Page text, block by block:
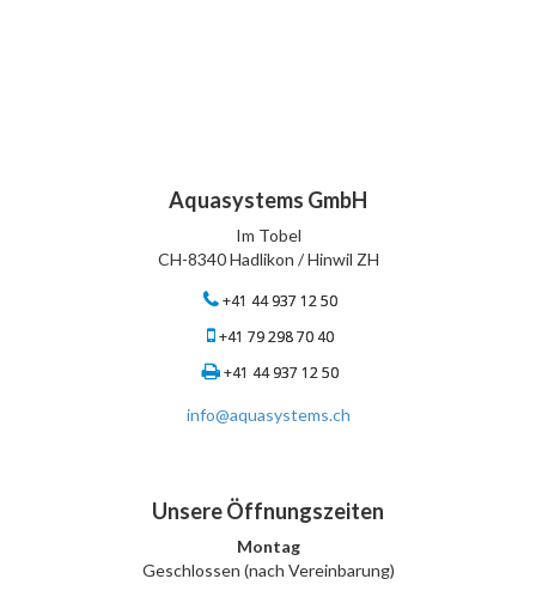
Aquasystems GmbH
Im Tobel
CH-8340 Hadlikon / Hinwil ZH
+41 44 937 12 50
+41 79 298 70 40
+41 44 937 12 50
info@aquasystems.ch
Unsere Öffnungszeiten
Montag
Geschlossen (nach Vereinbarung)